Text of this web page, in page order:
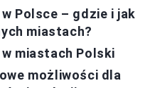
Polsce – gdzie i jak
miastach?
miastach Polski
możliwości dla